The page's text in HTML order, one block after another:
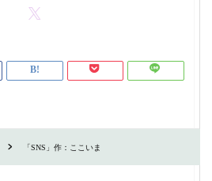
「SNS」作：ここいま